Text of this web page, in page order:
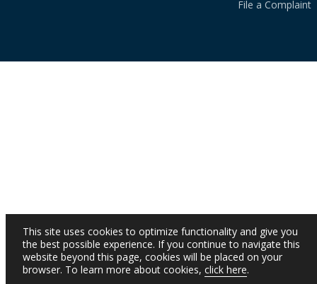
File a Complaint
This site uses cookies to optimize functionality and give you
the best possible experience. If you continue to navigate this
website beyond this page, cookies will be placed on your
browser. To learn more about cookies, click here.